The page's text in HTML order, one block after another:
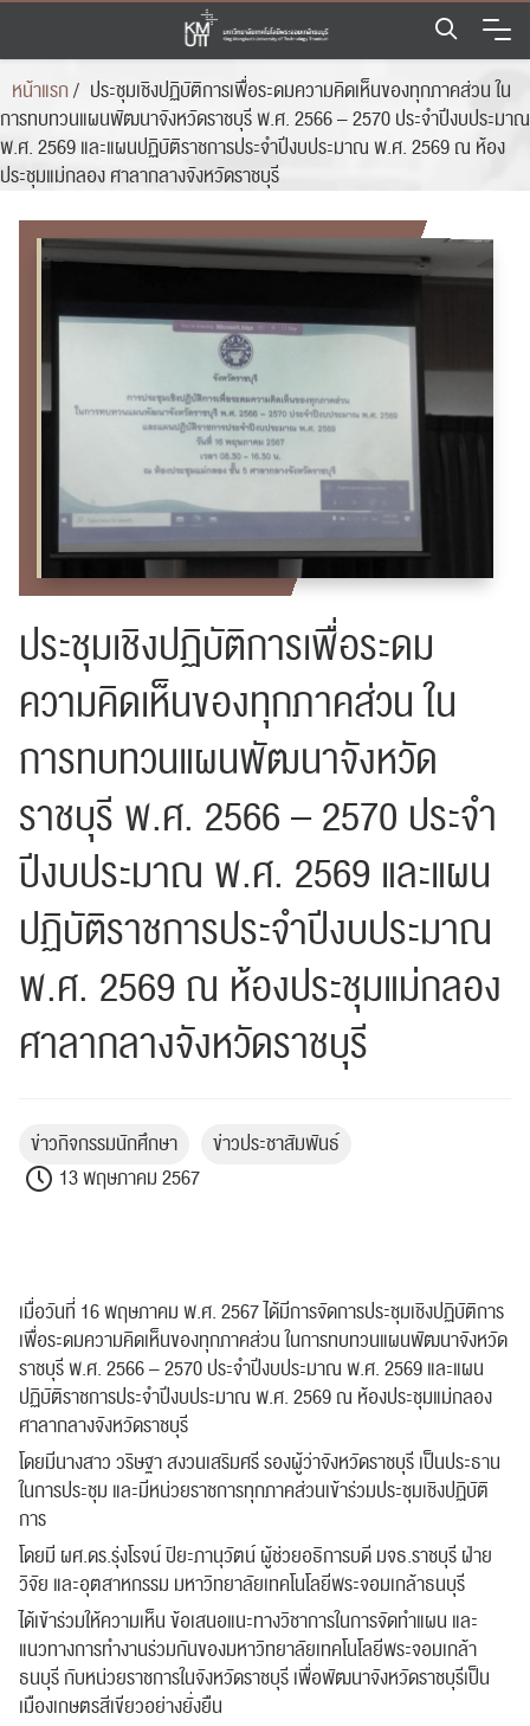
Skip
content
หน้าแรก/ ประชุมเชิงปฏิบัติการเพื่อระดมความคิดเห็นของทุกภาคส่วน ใน
การทบทวนแผนพัฒนาจังหวัดราชบุรี พ.ศ. 2566 – 2570 ประจำปีงบประมาณ
พ.ศ. 2569 และแผนปฏิบัติราชการประจำปีงบประมาณ พ.ศ. 2569 ณ ห้อง
ประชุมแม่กลอง ศาลากลางจังหวัดราชบุรี
ประชุมเชิงปฏิบัติการเพื่อระดม
ความคิดเห็นของทุกภาคส่วน ใน
การทบทวนแผนพัฒนาจังหวัด
ราชบุรี พ.ศ. 2566 – 2570 ประจำ
ปีงบประมาณ พ.ศ. 2569 และแผน
ปฏิบัติราชการประจำปีงบประมาณ
พ.ศ. 2569 ณ ห้องประชุมแม่กลอง
ศาลากลางจังหวัดราชบุรี
ข่าวกิจกรรมนักศึกษา
ข่าวประชาสัมพันธ์
13 พฤษภาคม 2567
เมื่อวันที่ 16 พฤษภาคม พ.ศ. 2567 ได้มีการจัดการประชุมเชิงปฏิบัติการ
เพื่อระดมความคิดเห็นของทุกภาคส่วน ในการทบทวนแผนพัฒนาจังหวัด
ราชบุรี พ.ศ. 2566 – 2570 ประจำปีงบประมาณ พ.ศ. 2569 และแผน
ปฏิบัติราชการประจำปีงบประมาณ พ.ศ. 2569 ณ ห้องประชุมแม่กลอง
ศาลากลางจังหวัดราชบุรี
โดยมีนางสาว วริษฐา สงวนเสริมศรี รองผู้ว่าจังหวัดราชบุรี เป็นประธาน
ในการประชุม และมีหน่วยราชการทุกภาคส่วนเข้าร่วมประชุมเชิงปฏิบัติ
การ
โดยมี ผศ.ดร.รุ่งโรจน์ ปิยะภานุวัตน์ ผู้ช่วยอธิการบดี มจธ.ราชบุรี ฝ่าย
วิจัย และอุตสาหกรรม มหาวิทยาลัยเทคโนโลยีพระจอมเกล้าธนบุรี
ได้เข้าร่วมให้ความเห็น ข้อเสนอแนะทางวิชาการในการจัดทำแผน และ
แนวทางการทำงานร่วมกันของมหาวิทยาลัยเทคโนโลยีพระจอมเกล้า
ธนบุรี กับหน่วยราชการในจังหวัดราชบุรี เพื่อพัฒนาจังหวัดราชบุรีเป็น
เมืองเกษตรสีเขียวอย่างยั่งยืน